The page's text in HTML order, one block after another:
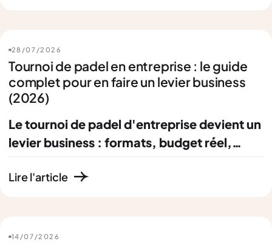
28 /07 /2026
Tournoi de padel en entreprise : le guide
complet pour en faire un levier business
(2026)
Le tournoi de padel d'entreprise devient un
levier business : formats, budget réel,
captation vidéo. Le guide complet de
Lire l'article
14 /07 /2026